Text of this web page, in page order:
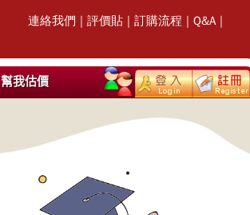
連絡我們 | 評價貼 | 訂購流程 | Q&A|
幫我估價